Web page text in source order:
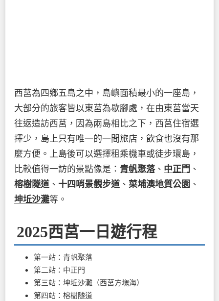
西莒為四鄉五島之中，島嶼面積最小的一座島，
大部分的旅客皆以東莒為歇腳處，在由東莒當天
往返造訪西莒，因為兩島相比之下，西莒住宿選
擇少，島上只有唯一的一間旅店，飲食也沒有那
麼方便。上島後可以選擇租乘機車或徒步環島，
比較值得一訪的景點像是： 青帆聚落、 中正門 、
榕樹隧道 、 十四哨景觀步道 、 菜埔澳地質公園 、
坤坵沙灘等。
2025西莒一日遊行程
第一站：青帆聚落
第二站：中正門
第三站：坤坵沙灘（西莒方塊海）
第四站：榕樹隧道